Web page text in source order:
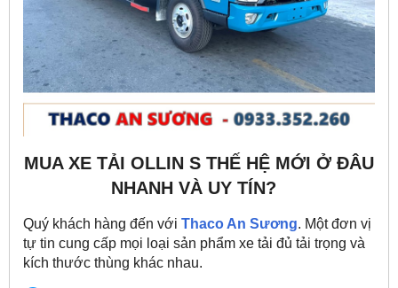
MUA XE TẢI OLLIN S THẾ HỆ MỚI Ở ĐÂU
NHANH VÀ UY TÍN?
Quý khách hàng đến với Thaco An Sương. Một đơn vị
tự tin cung cấp mọi loại sản phẩm xe tải đủ tải trọng và
kích thước thùng khác nhau.